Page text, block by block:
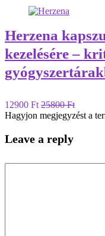
Herzena
kezelésére –
12900 Ft 25800 Ft
Hagyjon megjegyzést a
Leave a reply